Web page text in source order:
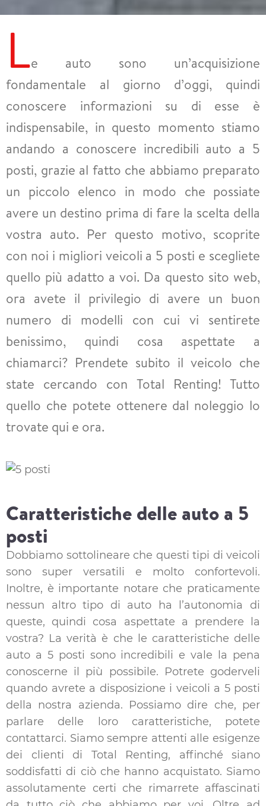
Le auto sono un’acquisizione
fondamentale al giorno d’oggi, quindi
conoscere informazioni su di esse è
indispensabile, in questo momento stiamo
andando a conoscere incredibili auto a 5
posti, grazie al fatto che abbiamo preparato
un piccolo elenco in modo che possiate
avere un destino prima di fare la scelta della
vostra auto. Per questo motivo, scoprite
con noi i migliori veicoli a 5 posti e scegliete
quello più adatto a voi. Da questo sito web,
ora avete il privilegio di avere un buon
numero di modelli con cui vi sentirete
benissimo, quindi cosa aspettate a
chiamarci? Prendete subito il veicolo che
state cercando con Total Renting! Tutto
quello che potete ottenere dal noleggio lo
trovate qui e ora.
Caratteristiche delle auto a 5
posti
Dobbiamo sottolineare che questi tipi di veicoli
sono super versatili e molto confortevoli.
Inoltre, è importante notare che praticamente
nessun altro tipo di auto ha l’autonomia di
queste, quindi cosa aspettate a prendere la
vostra? La verità è che le caratteristiche delle
auto a 5 posti sono incredibili e vale la pena
conoscerne il più possibile. Potrete goderveli
quando avrete a disposizione i veicoli a 5 posti
della nostra azienda. Possiamo dire che, per
parlare delle loro caratteristiche, potete
contattarci. Siamo sempre attenti alle esigenze
dei clienti di Total Renting, affinché siano
soddisfatti di ciò che hanno acquistato. Siamo
assolutamente certi che rimarrete affascinati